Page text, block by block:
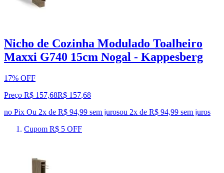
Nicho de Cozinha Modulado Toalheiro
Maxxi G740 15cm Nogal - Kappesberg
17% OFF
Preço R$ 157,68R$ 157,68
no Pix Ou 2x de R$ 94,99 sem jurosou 2x de R$ 94,99 sem juros
Cupom R$ 5 OFF